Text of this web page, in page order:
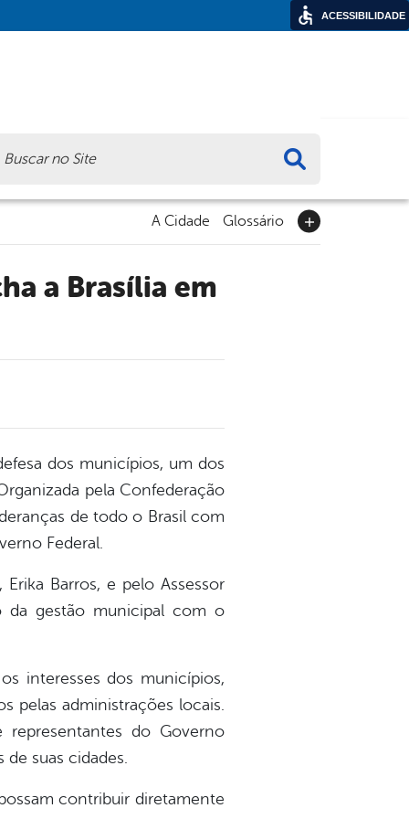
A Cidade Glossário
dos municípios, um dos
pela Confederação
de todo o Brasil com
Federal.
Barros, e pelo Assessor
da gestão municipal com o
interesses dos municípios,
pelas administrações locais.
do Governo
de suas cidades.
contribuir diretamente
ACESSIBILIDADE